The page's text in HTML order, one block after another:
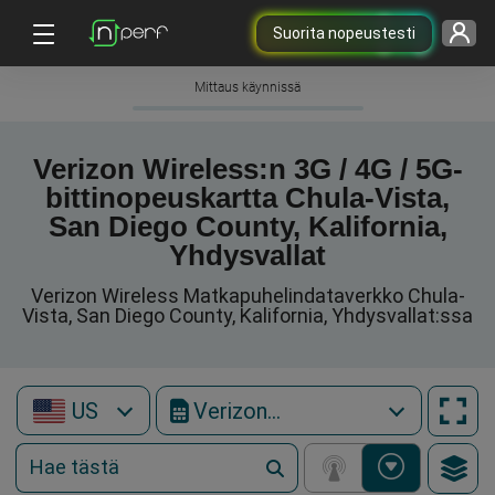
Suorita nopeustesti
Mittaus käynnissä
Verizon Wireless:n 3G / 4G / 5G-
bittinopeuskartta Chula-Vista,
San Diego County, Kalifornia,
Yhdysvallat
Verizon Wireless Matkapuhelindataverkko Chula-
Vista, San Diego County, Kalifornia, Yhdysvallat:ssa
US Verizon Wireless